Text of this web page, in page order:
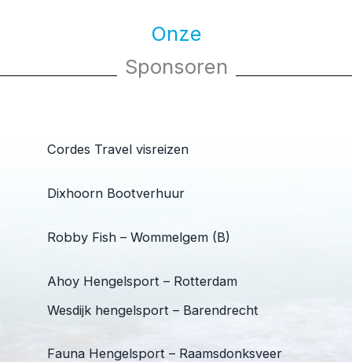
Onze
Sponsoren
Cordes Travel visreizen
Dixhoorn Bootverhuur
Robby Fish – Wommelgem (B)
Ahoy Hengelsport – Rotterdam
Wesdijk hengelsport – Barendrecht
Fauna Hengelsport – Raamsdonksveer